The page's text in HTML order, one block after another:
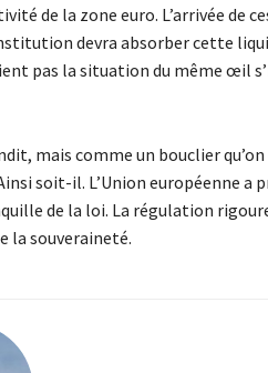
de la zone euro. L’arrivée de
devra absorber cette
pas la situation du même œil
mais comme un bouclier
soit-il. L’Union européenne a
de la loi. La régulation
la souveraineté.